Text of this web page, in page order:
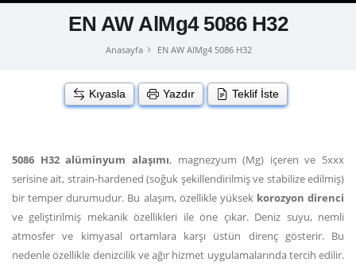
EN AW AlMg4 5086 H32
Anasayfa EN AW AlMg4 5086 H32
Kıyasla Yazdır Teklif İste
5086 H32 alüminyum alaşımı, magnezyum (Mg) içeren ve 5xxx
serisine ait, strain-hardened (soğuk şekillendirilmiş ve stabilize edilmiş)
bir temper durumudur. Bu alaşım, özellikle yüksek korozyon direnci
ve geliştirilmiş mekanik özellikleri ile öne çıkar. Deniz suyu, nemli
atmosfer ve kimyasal ortamlara karşı üstün direnç gösterir. Bu
nedenle özellikle denizcilik ve ağır hizmet uygulamalarında tercih edilir.